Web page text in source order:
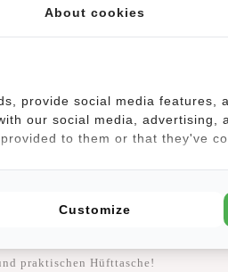
Ihr perfekter Begleiter für
sondern auch eine praktische
bietet die Tasche genügend Platz,
in Reichweite zu haben.
über zwei praktische Fächer, die
alles hat seinen Platz in dieser clever
Nylon ist die Hüfttasche nicht nur
und macht sie zur perfekten
Sie sich für Komfort und
praktischen Hüfttasche!
About cookies
provide social media features,
our social media, advertising,
to them or that they've
Customize